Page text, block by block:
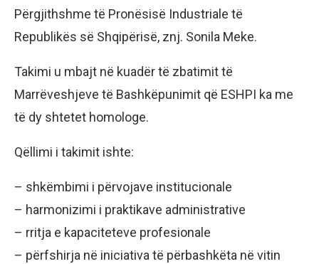
Përgjithshme të Pronësisë Industriale të
Republikës së Shqipërisë, znj. Sonila Meke.
Takimi u mbajt në kuadër të zbatimit të
Marrëveshjeve të Bashkëpunimit që ESHPI ka me
të dy shtetet homologe.
Qëllimi i takimit ishte:
– shkëmbimi i përvojave institucionale
– harmonizimi i praktikave administrative
– rritja e kapaciteteve profesionale
– përfshirja në iniciativa të përbashkëta në vitin